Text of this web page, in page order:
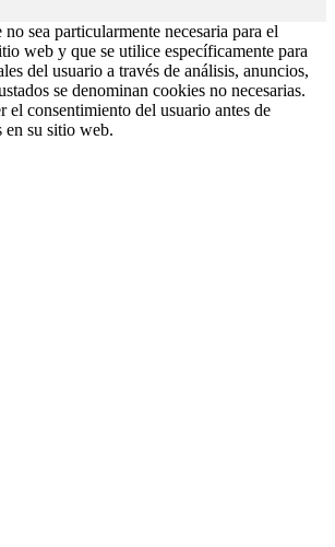
sea particularmente necesaria para el
web y que se utilice específicamente para
del usuario a través de análisis, anuncios,
se denominan cookies no necesarias.
el consentimiento del usuario antes de
en su sitio web.